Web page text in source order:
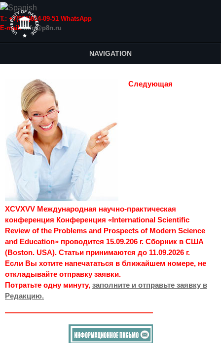
Т.: +7(915)814-09-51 WhatsApp
E-mail:info@p8n.ru
NAVIGATION
Следующая
XCVXVV Международная научно-практическая
конференция Конференция «International Scientific
Review of the Problems and Prospects of Modern Science
and Education» проводится 15.09.206 г. Сборник в США
(Boston. USA). Статьи принимаются до 11.09.2026 г.
Если Вы хотите напечататься в ближайшем номере, не
откладывайте отправку заявки.
Потратьте одну минуту, заполните и отправьте заявку в
Редакцию.